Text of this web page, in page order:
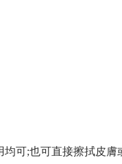
可;也可直接擦拭皮膚